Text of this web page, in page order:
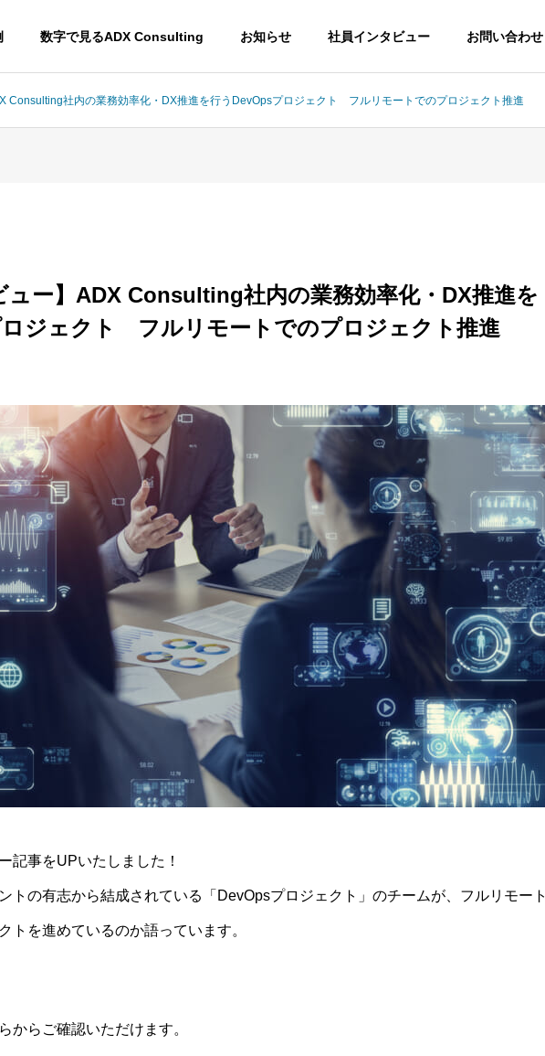
数字で見るADX Consulting お知らせ 社員インタビュー お問い合わせ
EPM CRM
Consulting社内の業務効率化・DX推進を行うDevOpsプロジェクト フルリモートでのプロジェクト推進
ュー】ADX Consulting社内の業務効率化・DX推進を
ジェクト フルリモートでのプロジェクト推進
記事をUPいたしました！
トの有志から結成されている「DevOpsプロジェクト」のチームが、フルリモート
トを進めているのか語っています。
からご確認いただけます。